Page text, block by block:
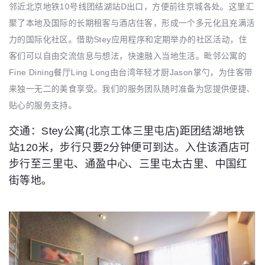
邻近北京地铁10号线团结湖站D出口，方便前往京城各处。这里汇
聚了本地及国际的长期租客与酒店住客，形成一个多元化且充满活
力的国际化社区。借助Stey应用程序和定期举办的社区活动，住
客们可以自由交流信息与想法，快速融入当地生活。毗邻公寓的
Fine Dining餐厅Ling Long由台湾年轻才厨Jason掌勺，为住客带
来独一无二的美食享受。我们的服务团队随时准备为您提供便捷、
贴心的服务支持。
交通：Stey公寓(北京工体三里屯店)距团结湖地铁
站120米，步行只要2分钟便可到达。入住该酒店可
步行至三里屯、通盈中心、三里屯太古里、中国红
街等地。